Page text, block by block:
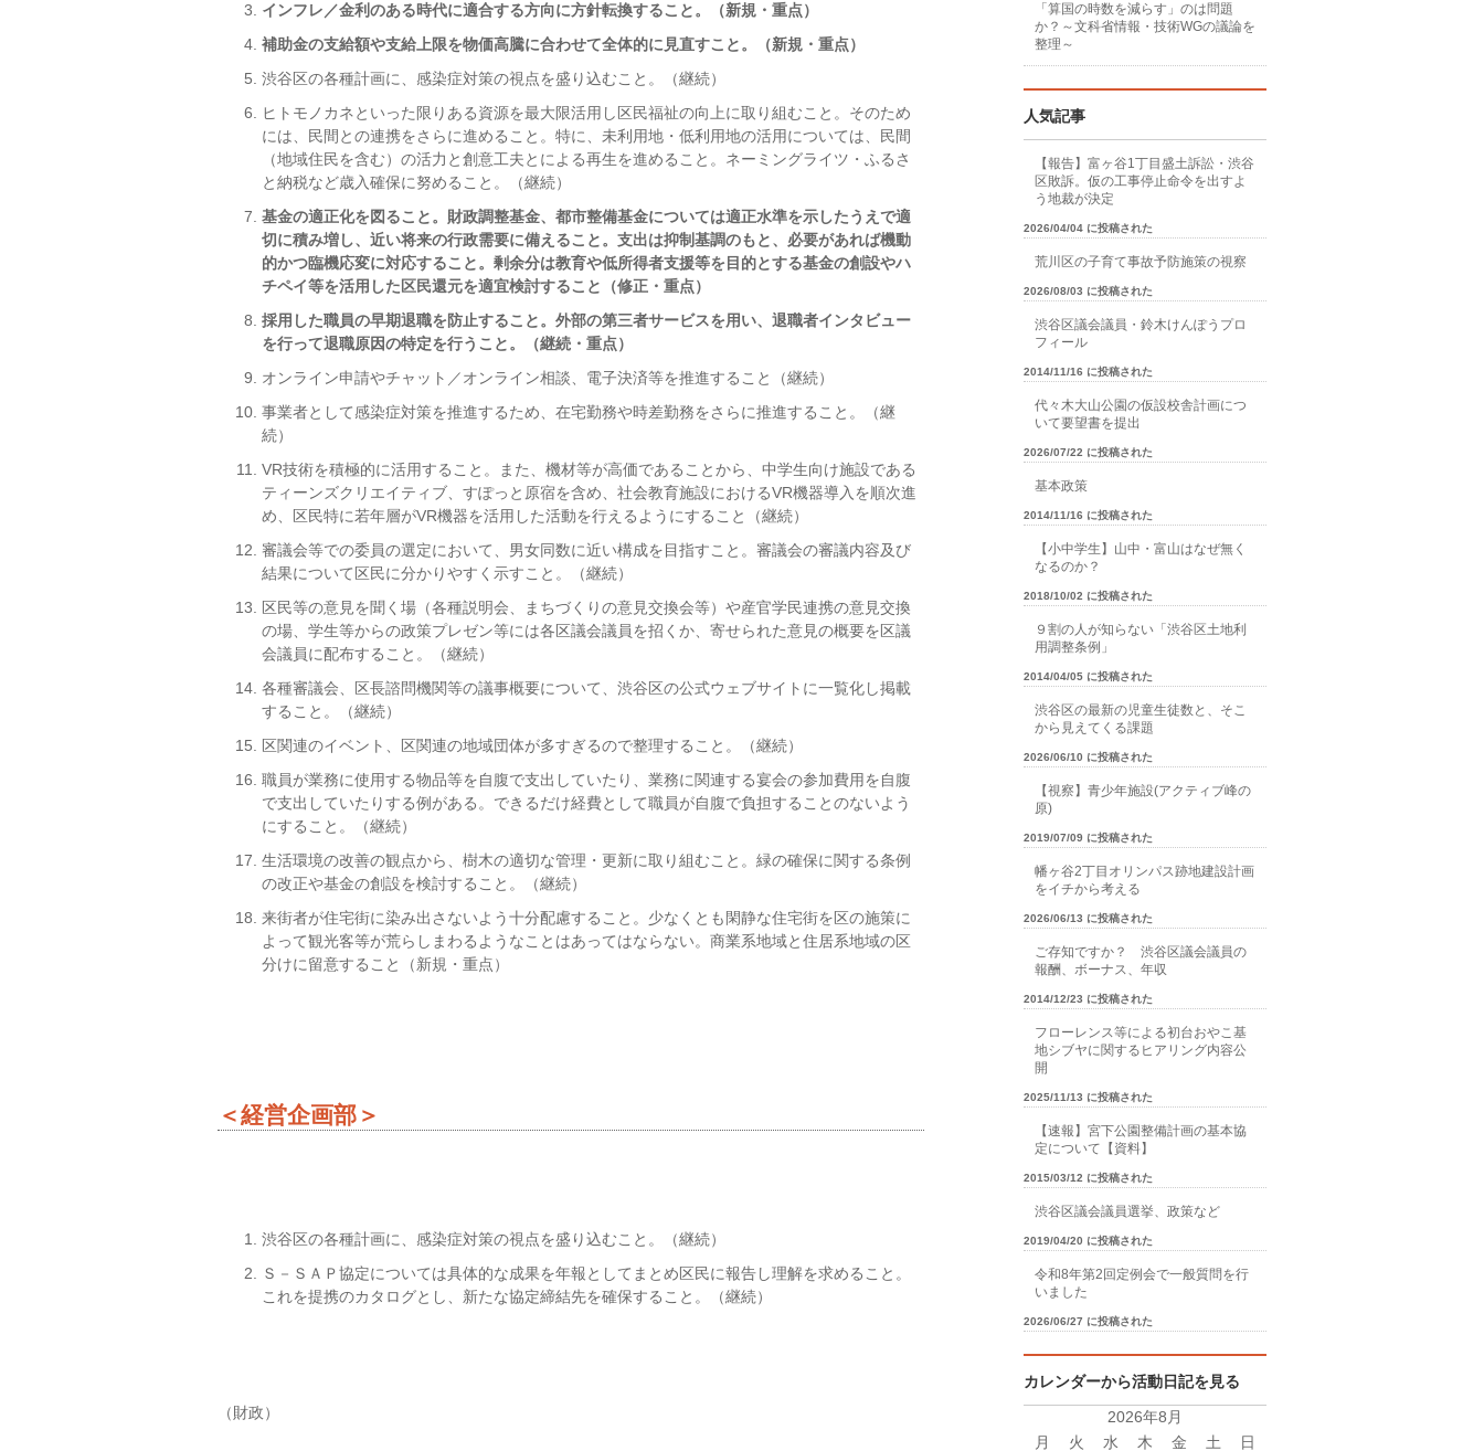
インフレ／金利のある時代に適合する方向に方針転換すること。（新規・重点）
補助金の支給額や支給上限を物価高騰に合わせて全体的に見直すこと。（新規・重点）
渋谷区の各種計画に、感染症対策の視点を盛り込むこと。（継続）
ヒトモノカネといった限りある資源を最大限活用し区民福祉の向上に取り組むこと。そのため
には、民間との連携をさらに進めること。特に、未利用地・低利用地の活用については、民間
（地域住民を含む）の活力と創意工夫とによる再生を進めること。ネーミングライツ・ふるさ
と納税など歳入確保に努めること。（継続）
基金の適正化を図ること。財政調整基金、都市整備基金については適正水準を示したうえで適
切に積み増し、近い将来の行政需要に備えること。支出は抑制基調のもと、必要があれば機動
的かつ臨機応変に対応すること。剰余分は教育や低所得者支援等を目的とする基金の創設やハ
チペイ等を活用した区民還元を適宜検討すること（修正・重点）
採用した職員の早期退職を防止すること。外部の第三者サービスを用い、退職者インタビュー
を行って退職原因の特定を行うこと。（継続・重点）
オンライン申請やチャット／オンライン相談、電子決済等を推進すること（継続）
事業者として感染症対策を推進するため、在宅勤務や時差勤務をさらに推進すること。（継
続）
VR技術を積極的に活用すること。また、機材等が高価であることから、中学生向け施設である
ティーンズクリエイティブ、すぽっと原宿を含め、社会教育施設におけるVR機器導入を順次進
め、区民特に若年層がVR機器を活用した活動を行えるようにすること（継続）
審議会等での委員の選定において、男女同数に近い構成を目指すこと。審議会の審議内容及び
結果について区民に分かりやすく示すこと。（継続）
区民等の意見を聞く場（各種説明会、まちづくりの意見交換会等）や産官学民連携の意見交換
の場、学生等からの政策プレゼン等には各区議会議員を招くか、寄せられた意見の概要を区議
会議員に配布すること。（継続）
各種審議会、区長諮問機関等の議事概要について、渋谷区の公式ウェブサイトに一覧化し掲載
すること。（継続）
区関連のイベント、区関連の地域団体が多すぎるので整理すること。（継続）
職員が業務に使用する物品等を自腹で支出していたり、業務に関連する宴会の参加費用を自腹
で支出していたりする例がある。できるだけ経費として職員が自腹で負担することのないよう
にすること。（継続）
生活環境の改善の観点から、樹木の適切な管理・更新に取り組むこと。緑の確保に関する条例
の改正や基金の創設を検討すること。（継続）
来街者が住宅街に染み出さないよう十分配慮すること。少なくとも閑静な住宅街を区の施策に
よって観光客等が荒らしまわるようなことはあってはならない。商業系地域と住居系地域の区
分けに留意すること（新規・重点）
＜経営企画部＞
渋谷区の各種計画に、感染症対策の視点を盛り込むこと。（継続）
Ｓ－ＳＡＰ協定については具体的な成果を年報としてまとめ区民に報告し理解を求めること。
これを提携のカタログとし、新たな協定締結先を確保すること。（継続）
（財政）
「算国の時数を減らす」のは問題
か？～文科省情報・技術WGの議論を
整理～
人気記事
【報告】富ヶ谷1丁目盛土訴訟・渋谷
区敗訴。仮の工事停止命令を出すよ
う地裁が決定
2026/04/04 に投稿された
荒川区の子育て事故予防施策の視察
2026/08/03 に投稿された
渋谷区議会議員・鈴木けんぽうプロ
フィール
2014/11/16 に投稿された
代々木大山公園の仮設校舎計画につ
いて要望書を提出
2026/07/22 に投稿された
基本政策
2014/11/16 に投稿された
【小中学生】山中・富山はなぜ無く
なるのか？
2018/10/02 に投稿された
９割の人が知らない「渋谷区土地利
用調整条例」
2014/04/05 に投稿された
渋谷区の最新の児童生徒数と、そこ
から見えてくる課題
2026/06/10 に投稿された
【視察】青少年施設(アクティブ峰の
原)
2019/07/09 に投稿された
幡ヶ谷2丁目オリンパス跡地建設計画
をイチから考える
2026/06/13 に投稿された
ご存知ですか？ 渋谷区議会議員の
報酬、ボーナス、年収
2014/12/23 に投稿された
フローレンス等による初台おやこ基
地シブヤに関するヒアリング内容公
開
2025/11/13 に投稿された
【速報】宮下公園整備計画の基本協
定について【資料】
2015/03/12 に投稿された
渋谷区議会議員選挙、政策など
2019/04/20 に投稿された
令和8年第2回定例会で一般質問を行
いました
2026/06/27 に投稿された
カレンダーから活動日記を見る
2026年8月
月
火 水 木 金 土 日